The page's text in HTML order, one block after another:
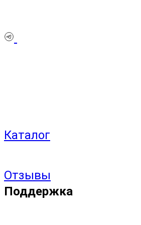
Каталог
Отзывы
Поддержка